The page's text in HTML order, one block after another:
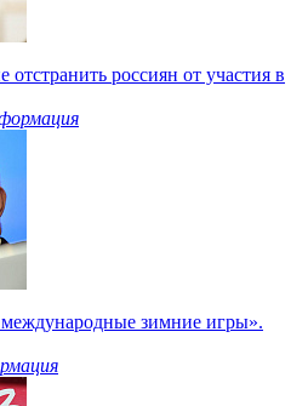
россиян от участия в
зимние игры».